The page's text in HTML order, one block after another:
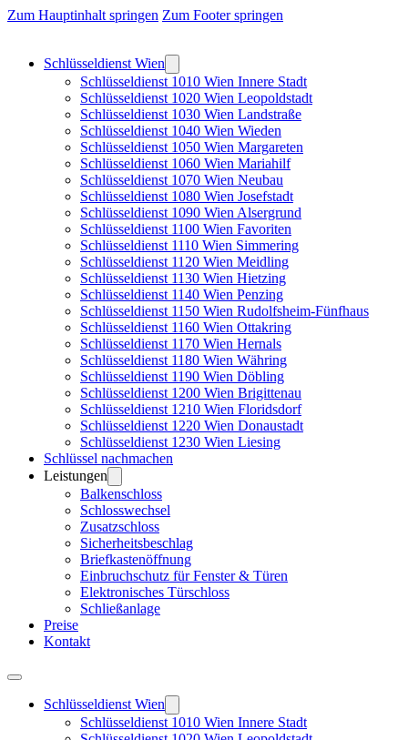
Zum Hauptinhalt springen Zum Footer springen
Schlüsseldienst Wien
Schlüsseldienst 1010 Wien Innere Stadt
Schlüsseldienst 1020 Wien Leopoldstadt
Schlüsseldienst 1030 Wien Landstraße
Schlüsseldienst 1040 Wien Wieden
Schlüsseldienst 1050 Wien Margareten
Schlüsseldienst 1060 Wien Mariahilf
Schlüsseldienst 1070 Wien Neubau
Schlüsseldienst 1080 Wien Josefstadt
Schlüsseldienst 1090 Wien Alsergrund
Schlüsseldienst 1100 Wien Favoriten
Schlüsseldienst 1110 Wien Simmering
Schlüsseldienst 1120 Wien Meidling
Schlüsseldienst 1130 Wien Hietzing
Schlüsseldienst 1140 Wien Penzing
Schlüsseldienst 1150 Wien Rudolfsheim-Fünfhaus
Schlüsseldienst 1160 Wien Ottakring
Schlüsseldienst 1170 Wien Hernals
Schlüsseldienst 1180 Wien Währing
Schlüsseldienst 1190 Wien Döbling
Schlüsseldienst 1200 Wien Brigittenau
Schlüsseldienst 1210 Wien Floridsdorf
Schlüsseldienst 1220 Wien Donaustadt
Schlüsseldienst 1230 Wien Liesing
Schlüssel nachmachen
Leistungen
Balkenschloss
Schlosswechsel
Zusatzschloss
Sicherheitsbeschlag
Briefkastenöffnung
Einbruchschutz für Fenster & Türen
Elektronisches Türschloss
Schließanlage
Preise
Kontakt
Schlüsseldienst Wien
Schlüsseldienst 1010 Wien Innere Stadt